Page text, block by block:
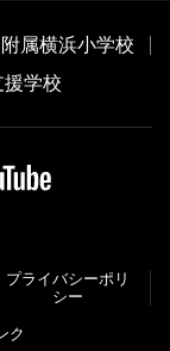
附属横浜小学校
援学校
プライバシーポリ
シー
ク